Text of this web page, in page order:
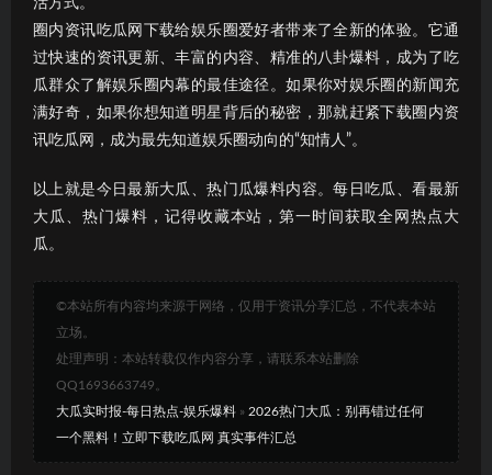
圈内资讯吃瓜网下载给娱乐圈爱好者带来了全新的体验。它通
过快速的资讯更新、丰富的内容、精准的八卦爆料，成为了吃
瓜群众了解娱乐圈内幕的最佳途径。如果你对娱乐圈的新闻充
满好奇，如果你想知道明星背后的秘密，那就赶紧下载圈内资
讯吃瓜网，成为最先知道娱乐圈动向的“知情人”。
以上就是今日最新大瓜、热门瓜爆料内容。每日吃瓜、看最新
大瓜、热门爆料，记得收藏本站，第一时间获取全网热点大
瓜。
©本站所有内容均来源于网络，仅用于资讯分享汇总，不代表本站
立场。
处理声明：本站转载仅作内容分享，请联系本站删除
QQ1693663749。
大瓜实时报-每日热点-娱乐爆料 » 2026热门大瓜：别再错过任何
一个黑料！立即下载吃瓜网 真实事件汇总